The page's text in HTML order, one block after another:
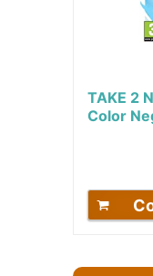
TAKE 2
Color